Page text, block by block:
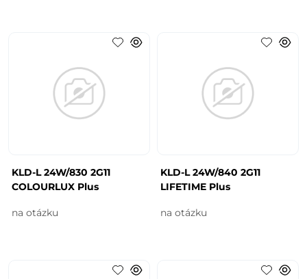
KLD-L 24W/830 2G11
COLOURLUX Plus
na otázku
KLD-L 24W/840 2G11
LIFETIME Plus
na otázku